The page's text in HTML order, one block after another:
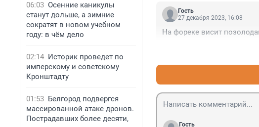
06:03 Осенние каникулы
станут дольше, а зимние
сократят в новом учебном
году: в чём дело
02:14 Историк проведет по
имперскому и советскому
Кронштадту
01:53 Белгород подвергся
массированной атаке дронов.
Пострадавших более десяти,
Гость
27 декабря 2023, 16:08
На фореке висит
Гость